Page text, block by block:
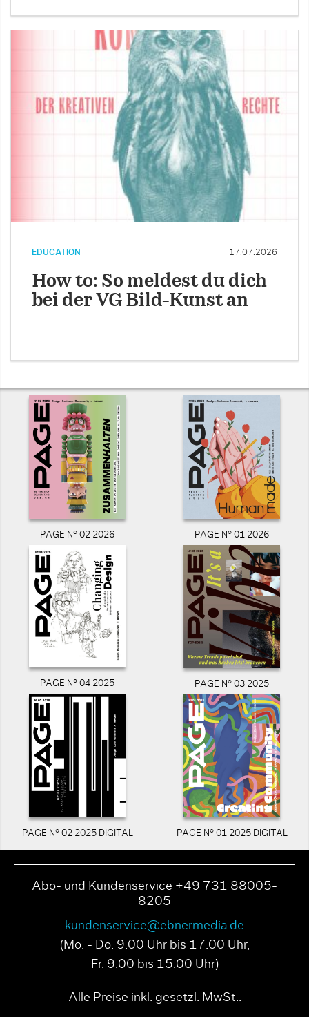
EDUCATION 17.07.2026
How to: So meldest du dich
bei der VG Bild-Kunst an
PAGE N° 02 2026 PAGE N° 01 2026
PAGE N° 04 2025 PAGE N° 03 2025
PAGE N° 02 2025 DIGITAL PAGE N° 01 2025 DIGITAL
Abo- und Kundenservice +49 731 88005-
8205
kundenservice@ebnermedia.de
(Mo. - Do. 9.00 Uhr bis 17.00 Uhr,
Fr. 9.00 bis 15.00 Uhr)
Alle Preise inkl. gesetzl. MwSt..